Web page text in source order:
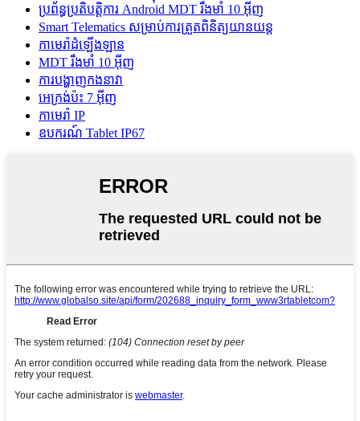
ប្រព័ន្ធប្រតិបត្តិការ Android MDT រឹងមាំ 10 អ៊ីញ
Smart Telematics សម្រាប់ការត្រួតពិនិត្យយានយន្ត
កាមេរ៉ាដំឡើងឡាន
MDT រឹងមាំ 10 អ៊ីញ
ការបង្ហាញកងនាវា
អេក្រង់ប៉ះ 7 អ៊ីញ
កាមេរ៉ា IP
ឧបករណ៍ Tablet IP67